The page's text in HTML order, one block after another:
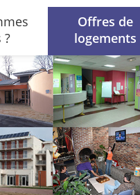
?
Offres de
logements